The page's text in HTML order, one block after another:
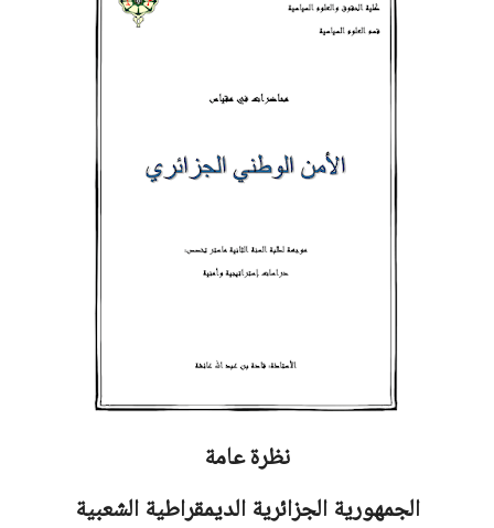
نظرة عامة
الجمهورية الجزائرية الديمقراطية الشعبية